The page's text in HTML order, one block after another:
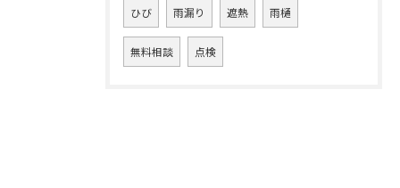
ひび 雨漏り 遮熱 雨樋
無料相談 点検